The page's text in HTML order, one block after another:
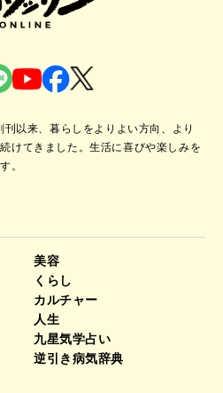
刊以来、暮らしをよりよい方向、より
けてきました。生活に喜びや楽しみを
。
美容
くらし
カルチャー
人生
九星気学占い
逆引き病気辞典